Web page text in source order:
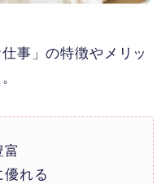
事」の特徴やメリッ
富
れる